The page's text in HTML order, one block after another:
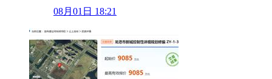
08月01日 18:21